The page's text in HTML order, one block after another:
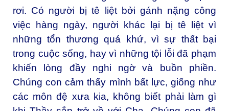
rơi. Có người bị tê liệt bởi gánh nặng công
việc hàng ngày, người khác lại bị tê liệt vì
những tổn thương quá khứ, vì sự thất bại
trong cuộc sống, hay vì những tội lỗi đã phạm
khiến lòng đầy nghi ngờ và buồn phiền.
Chúng con cảm thấy mình bất lực, giống như
các môn đệ xưa kia, không biết phải làm gì